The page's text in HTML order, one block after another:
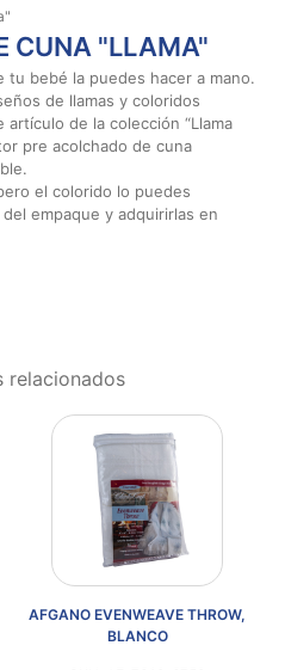
CUNA "LLAMA"
tu bebé la puedes hacer a mano.
de llamas y coloridos
de la colección “Llama
pre acolchado de cuna
el colorido lo puedes
empaque y adquirirlas en
relacionados
AFGANO EVENWEAVE THROW,
BLANCO